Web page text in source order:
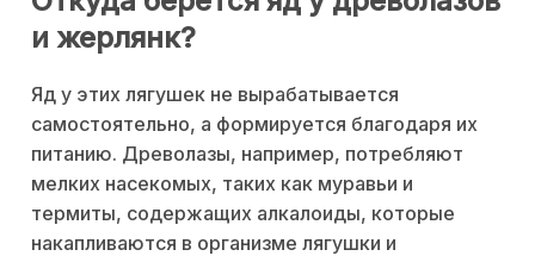
и жерлянк?
Яд у этих лягушек не вырабатывается
самостоятельно, а формируется благодаря их
питанию. Древолазы, например, потребляют
мелких насекомых, таких как муравьи и
термиты, содержащих алкалоиды, которые
накапливаются в организме лягушки и